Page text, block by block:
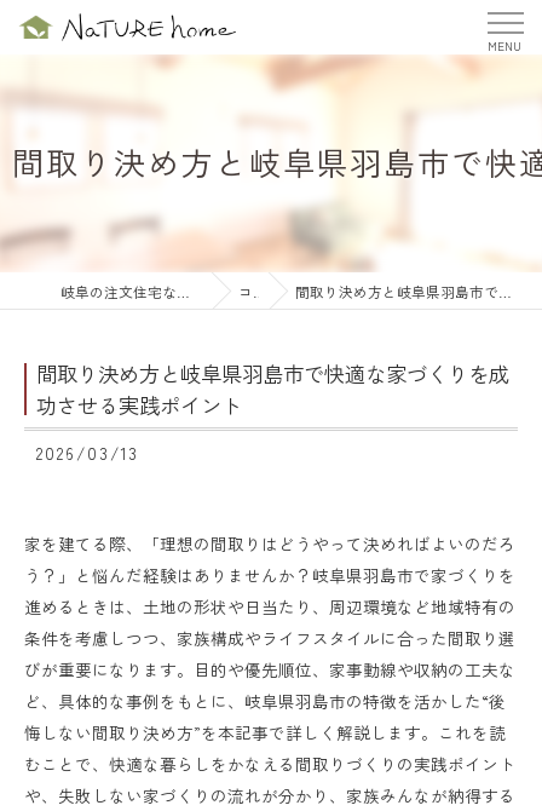
間取り決め方と岐阜県羽島市で快
コラム 間取り決め方と岐阜県羽島市で快適な家づくりを成功させる実践ポイント
間取り決め方と岐阜県羽島市で快適な家づくりを成
功させる実践ポイント
2026/03/13
家を建てる際、「理想の間取りはどうやって決めればよいのだろ
う？」と悩んだ経験はありませんか？岐阜県羽島市で家づくりを
進めるときは、土地の形状や日当たり、周辺環境など地域特有の
条件を考慮しつつ、家族構成やライフスタイルに合った間取り選
びが重要になります。目的や優先順位、家事動線や収納の工夫な
ど、具体的な事例をもとに、岐阜県羽島市の特徴を活かした“後
悔しない間取り決め方”を本記事で詳しく解説します。これを読
むことで、快適な暮らしをかなえる間取りづくりの実践ポイント
や、失敗しない家づくりの流れが分かり、家族みんなが納得する